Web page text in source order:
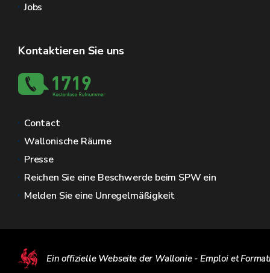
Jobs
Kontaktieren Sie uns
Contact
Wallonische Räume
Presse
Reichen Sie eine Beschwerde beim SPW ein
Melden Sie eine Unregelmäßigkeit
Ein offizielle Webseite der Wallonie - Emploi et